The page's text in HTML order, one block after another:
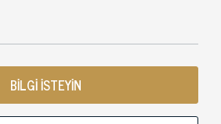
BİLGİ İSTEYİN